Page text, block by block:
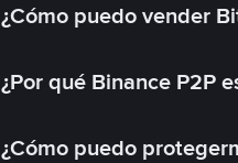
¿Cómo puedo vender
¿Por qué Binance P2P
¿Cómo puedo